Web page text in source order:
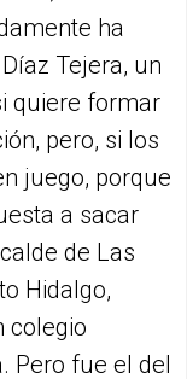
ha
Tejera, un
quiere formar
pero, si los
juego, porque
a sacar
de Las
Hidalgo,
colegio
Pero fue el del